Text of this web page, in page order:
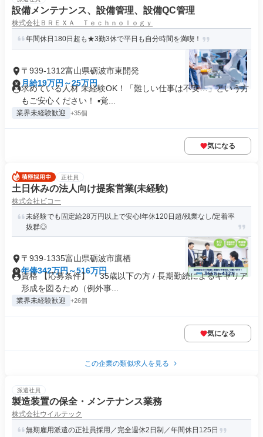
設備メンテナンス、設備管理、設備QC管理
株式会社ＢＲＥＸＡ Ｔｅｃｈｎｏｌｏｇｙ
年間休日180日超も★3勤3休で平日も自分時間を満喫！
〒939-1312富山県砺波市東開発
月給19万円～25万円
求めている人材 未経験OK！「難しい仕事は不安…」という方
もご安心ください！ ▪️覚...
業界未経験歓迎 +35個
気になる
正社員
土日休みの法人向け提案営業(未経験)
株式会社ビコー
未経験でも固定給28万円以上で安心!年休120日超/残業なし/定着率
抜群◎
〒939-1335富山県砺波市鷹栖
年俸342万円～516万円
資格 【応募条件】 ・35歳以下の方 / 長期勤続によるキャリア
形成を図るため（例外事...
業界未経験歓迎 +26個
気になる
この企業の類似求人を見る
派遣社員
製造装置の保全・メンテナンス業務
株式会社ウイルテック
無期雇用派遣の正社員採用／完全週休2日制／年間休日125日